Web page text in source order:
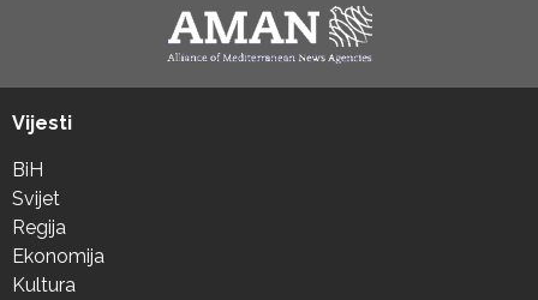
Vijesti
BiH
Svijet
Regija
Ekonomija
Kultura